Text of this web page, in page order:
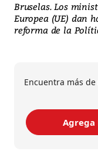
Bruselas. Los
Europea (UE) dan
reforma de la
Encuentra más
Agrega